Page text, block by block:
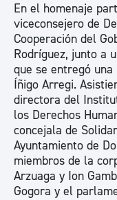
En el homenaje
viceconsejero de
Cooperación del
Rodríguez, junto a
que se entregó
Íñigo Arregi.
directora del
los Derechos
concejala de
Ayuntamiento de
miembros de la
Arzuaga y Ion
Gogora y el